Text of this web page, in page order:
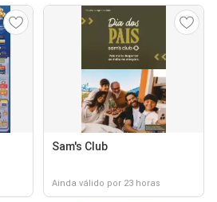
Sam's Club
Ainda válido por 23 horas